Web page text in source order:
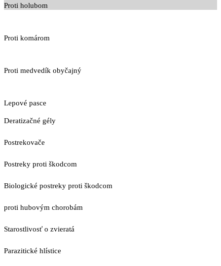
Proti holubom
Proti komárom
Proti medvedík obyčajný
Lepové pasce
Deratizačné gély
Postrekovače
Postreky proti škodcom
Biologické postreky proti škodcom
proti hubovým chorobám
Starostlivosť o zvieratá
Parazitické hlístice